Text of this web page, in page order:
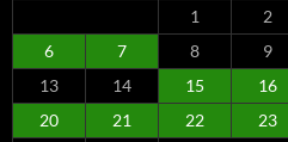
1
2
6
7 8 9
13
14 15 16
20
21 22 23